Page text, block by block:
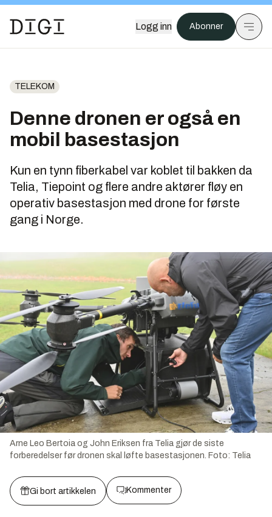
Logg inn Abonner
TELEKOM
Denne dronen er også en
mobil basestasjon
Kun en tynn fiberkabel var koblet til bakken da
Telia, Tiepoint og flere andre aktører fløy en
operativ basestasjon med drone for første
gang i Norge.
Arne Leo Bertoia og John Eriksen fra Telia gjør de siste
forberedelser før dronen skal løfte basestasjonen. Foto: Telia
Gi bort artikkelen Kommenter